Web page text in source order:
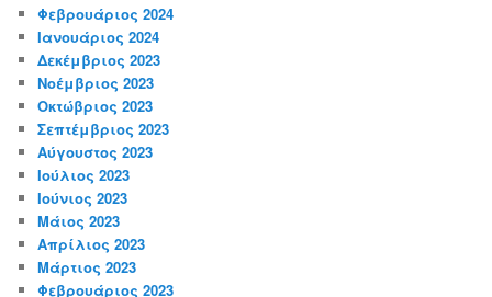
Φεβρουάριος 2024
Ιανουάριος 2024
Δεκέμβριος 2023
Νοέμβριος 2023
Οκτώβριος 2023
Σεπτέμβριος 2023
Αύγουστος 2023
Ιούλιος 2023
Ιούνιος 2023
Μάιος 2023
Απρίλιος 2023
Μάρτιος 2023
Φεβρουάριος 2023